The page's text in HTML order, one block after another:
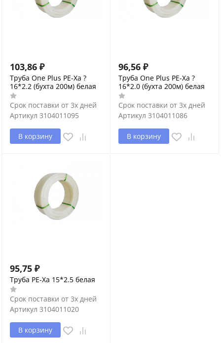
103,86 ₽
Труба One Plus PE-Xa ?
16*2.2 (бухта 200м) белая
Срок поставки от 3х дней
Артикул 3104011095
В корзину
96,56 ₽
Труба One Plus PE-Xa ?
16*2.0 (бухта 200м) белая
Срок поставки от 3х дней
Артикул 3104011086
В корзину
95,75 ₽
Труба PE-Xa 15*2.5 белая
Срок поставки от 3х дней
Артикул 3104011020
В корзину